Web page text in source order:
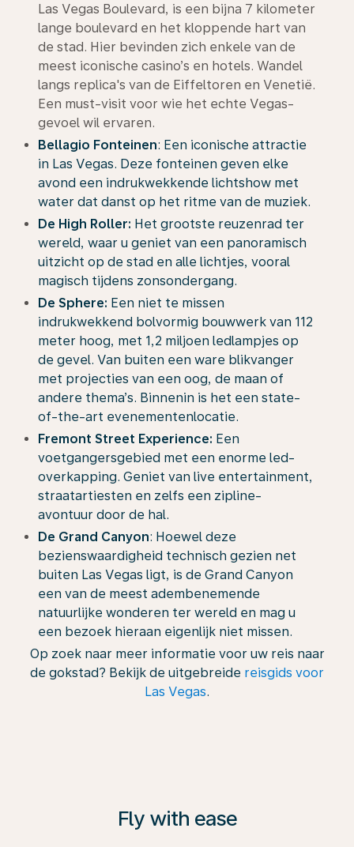
Las Vegas Boulevard, is een bijna 7 kilometer
lange boulevard en het kloppende hart van
de stad. Hier bevinden zich enkele van de
meest iconische casino’s en hotels. Wandel
langs replica's van de Eiffeltoren en Venetië.
Een must-visit voor wie het echte Vegas-
gevoel wil ervaren.
Bellagio Fonteinen: Een iconische attractie
in Las Vegas. Deze fonteinen geven elke
avond een indrukwekkende lichtshow met
water dat danst op het ritme van de muziek.
De High Roller: Het grootste reuzenrad ter
wereld, waar u geniet van een panoramisch
uitzicht op de stad en alle lichtjes, vooral
magisch tijdens zonsondergang.
De Sphere: Een niet te missen
indrukwekkend bolvormig bouwwerk van 112
meter hoog, met 1,2 miljoen ledlampjes op
de gevel. Van buiten een ware blikvanger
met projecties van een oog, de maan of
andere thema’s. Binnenin is het een state-
of-the-art evenementenlocatie.
Fremont Street Experience: Een
voetgangersgebied met een enorme led-
overkapping. Geniet van live entertainment,
straatartiesten en zelfs een zipline-
avontuur door de hal.
De Grand Canyon: Hoewel deze
bezienswaardigheid technisch gezien net
buiten Las Vegas ligt, is de Grand Canyon
een van de meest adembenemende
natuurlijke wonderen ter wereld en mag u
een bezoek hieraan eigenlijk niet missen.
Op zoek naar meer informatie voor uw reis naar
de gokstad? Bekijk de uitgebreide reisgids voor
Las Vegas.
Fly with ease